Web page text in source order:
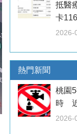
抵醫
卡
2026-
熱門新聞
桃園
時
2026-